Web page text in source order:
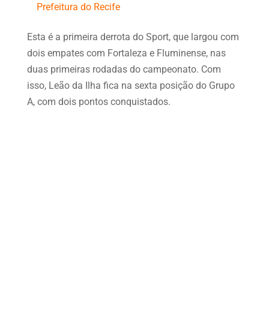
Prefeitura do Recife
Esta é a primeira derrota do Sport, que largou com
dois empates com Fortaleza e Fluminense, nas
duas primeiras rodadas do campeonato. Com
isso, Leão da Ilha fica na sexta posição do Grupo
A, com dois pontos conquistados.